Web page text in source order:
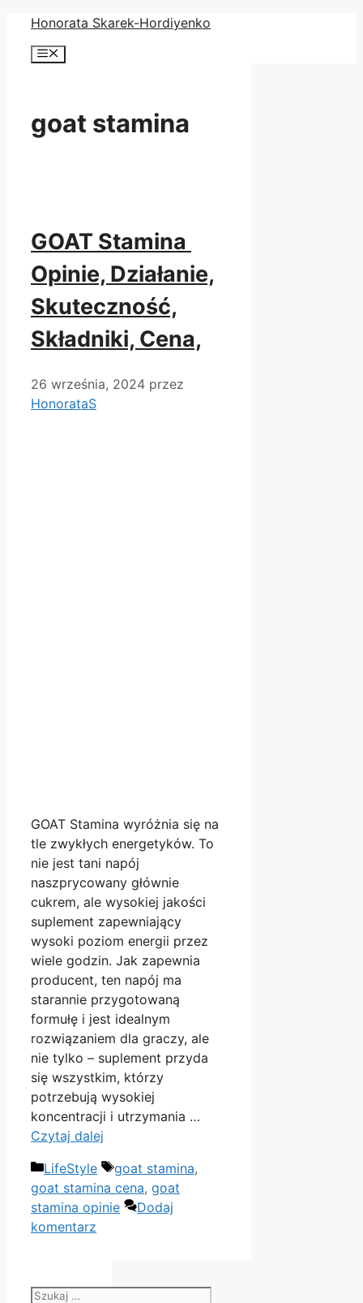
Przejdź
treści
Honorata Skarek-Hordiyenko
Menu
goat stamina
GOAT Stamina
Opinie, Działanie,
Skuteczność,
Składniki, Cena,
26 września, 2024 przez
HonorataS
GOAT Stamina wyróżnia się na
tle zwykłych energetyków. To
nie jest tani napój
naszprycowany głównie
cukrem, ale wysokiej jakości
suplement zapewniający
wysoki poziom energii przez
wiele godzin. Jak zapewnia
producent, ten napój ma
starannie przygotowaną
formułę i jest idealnym
rozwiązaniem dla graczy, ale
nie tylko – suplement przyda
się wszystkim, którzy
potrzebują wysokiej
koncentracji i utrzymania …
Czytaj dalej
Kategorie
LifeStyle Tagi
goat stamina,
goat stamina cena, goat
stamina opinie
Dodaj
komentarz
Szukaj: